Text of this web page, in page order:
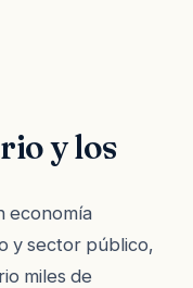
y los
economía
y sector público,
miles de